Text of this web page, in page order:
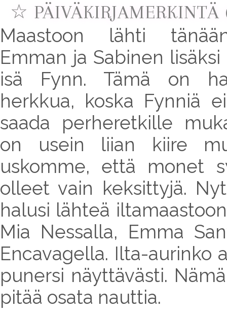
☆ PÄIVÄKIRJAMERKINTÄ
Maastoon lähti
Emman ja Sabinen
isä Fynn. Tämä on
herkkua, koska Fynniä
saada perheretkille
on usein liian kiire
uskomme, että monet
olleet vain keksittyjä.
halusi lähteä
Mia Nessalla, Emma
Encavagella. Ilta-aurinko
punersi näyttävästi.
pitää osata nauttia.